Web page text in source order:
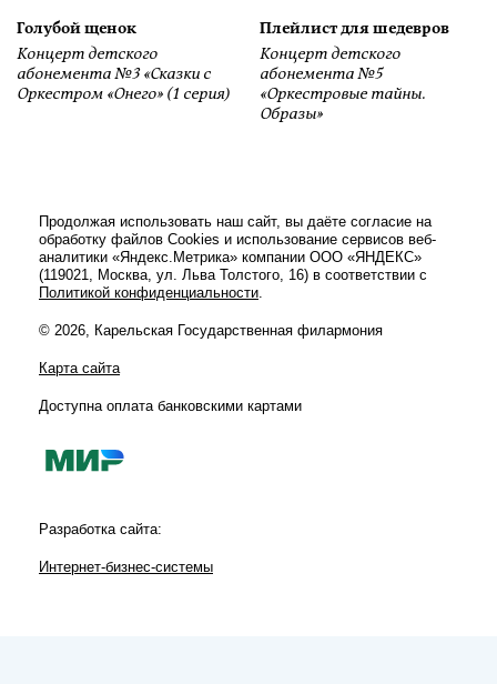
Голубой щенок
Концерт детского
абонемента №3 «Сказки с
Оркестром «Онего» (1 серия)
Плейлист для шедевров
Концерт детского
абонемента №5
«Оркестровые тайны.
Образы»
Продолжая использовать наш сайт, вы даёте согласие на
обработку файлов Cookies и использование сервисов веб-
аналитики «Яндекс.Метрика» компании ООО «ЯНДЕКС»
(119021, Москва, ул. Льва Толстого, 16) в соответствии с
Политикой конфиденциальности.
© 2026, Карельская Государственная филармония
Карта сайта
Доступна оплата банковскими картами
Разработка сайта:
Интернет-бизнес-системы